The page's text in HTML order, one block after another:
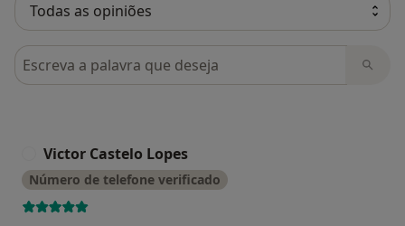
Pesquisar em opiniões
Victor Castelo Lopes
Número de telefone verificado